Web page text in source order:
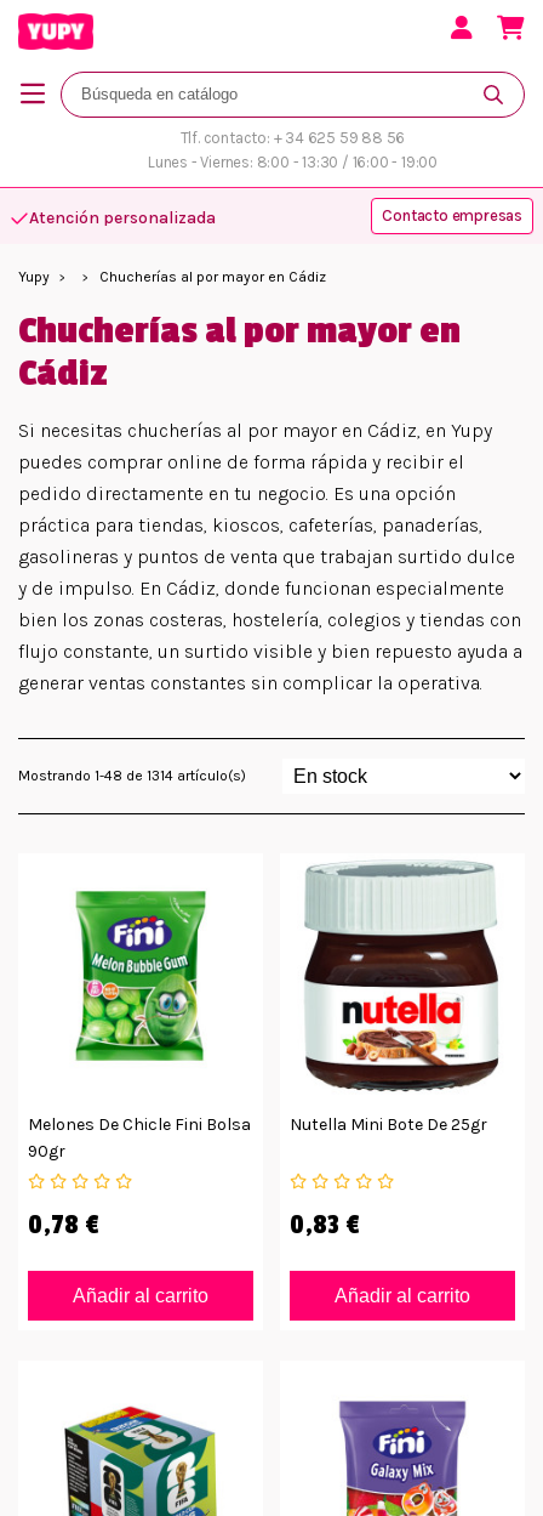
Tlf. contacto: + 34 625 59 88 56
Lunes - Viernes: 8:00 - 13:30 / 16:00 - 19:00
Atención personalizada Contacto empresas
Yupy Chucherías al por mayor en Cádiz
Chucherías al por mayor en
Cádiz
Si necesitas chucherías al por mayor en Cádiz, en Yupy
puedes comprar online de forma rápida y recibir el
pedido directamente en tu negocio. Es una opción
práctica para tiendas, kioscos, cafeterías, panaderías,
gasolineras y puntos de venta que trabajan surtido dulce
y de impulso. En Cádiz, donde funcionan especialmente
bien los zonas costeras, hostelería, colegios y tiendas con
flujo constante, un surtido visible y bien repuesto ayuda a
generar ventas constantes sin complicar la operativa.
Mostrando 1-48 de 1314 artículo(s)
Melones De Chicle Fini Bolsa
90gr
0,78 €
Añadir al carrito
Nutella Mini Bote De 25gr
0,83 €
Añadir al carrito